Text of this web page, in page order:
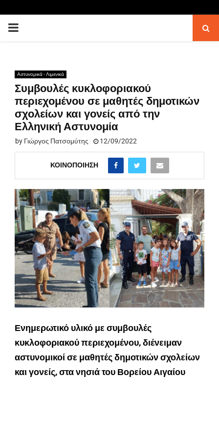
PRIMARY
Αστυνομικά - Λιμενικά
Συμβουλές κυκλοφοριακού
περιεχομένου σε μαθητές δημοτικών
σχολείων και γονείς από την
Ελληνική Αστυνομία
by Γιώργος Πατσομύτης 12/09/2022
ΚΟΙΝΟΠΟΊΗΣΗ
Ενημερωτικό υλικό με συμβουλές
κυκλοφοριακού περιεχομένου, διένειμαν
αστυνομικοί σε μαθητές δημοτικών σχολείων
και γονείς, στα νησιά του Βορείου Αιγαίου